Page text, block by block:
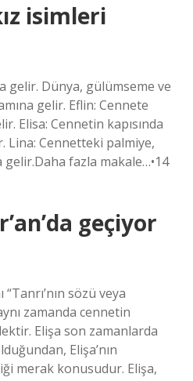
isimleri
gelir. Dünya, gülümseme ve
gelir. Eflin: Cennete
Elisa: Cennetin kapısında
Lina: Cennetteki palmiye,
gelir.Daha fazla makale…•14
geçiyor
sözü veya
zamanda cennetin
Elişa son zamanlarda
Elişa’nın
merak konusudur. Elişa,